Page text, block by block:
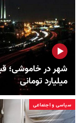
شهر در خاموشی؛
میلیارد تومانی
سیاسی و اجتماعی